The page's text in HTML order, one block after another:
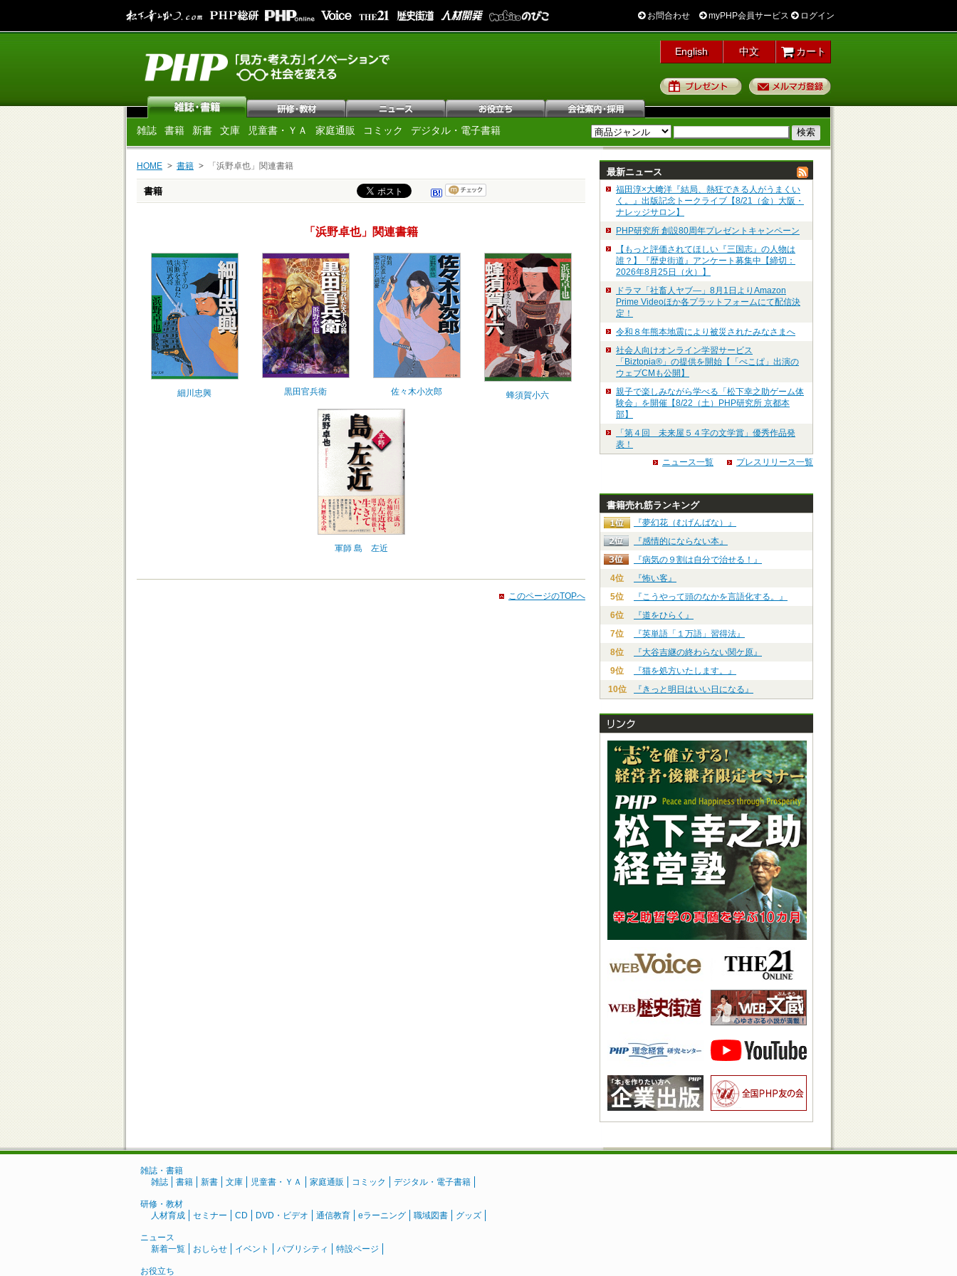
お問合わせ myPHP会員サービス ログイン
English 中文 カート
プレゼント
雑誌 書籍 新書 文庫 児童書・ＹＡ 家庭通販 コミック デジタル・電子書籍
HOME 書籍 「浜野卓也」関連書籍
書籍
「浜野卓也」関連書籍
細川忠興 黒田官兵衛 佐々木小次郎 蜂須賀小六
軍師 島 左近
このページのTOPへ
最新ニュース
福田淳×大﨑洋『結局、熱狂できる人がうまくい
く。』出版記念トークライブ【8/21（金）大阪・
ナレッジサロン】
PHP研究所 創設80周年プレゼントキャンペーン
【もっと評価されてほしい『三国志』の人物は
誰？】『歴史街道』アンケート募集中【締切：
2026年8月25日（火）】
ドラマ「社畜人ヤブ―」8月1日よりAmazon
Prime Videoほか各プラットフォームにて配信決
定！
令和８年熊本地震により被災されたみなさまへ
社会人向けオンライン学習サービス
「Biztopia®」の提供を開始【「ぺこぱ」出演の
ウェブCMも公開】
親子で楽しみながら学べる「松下幸之助ゲーム体
験会」を開催【8/22（土）PHP研究所 京都本
部】
「第４回 未来屋５４字の文学賞」優秀作品発
表！
ニュース一覧
プレスリリース一覧
書籍売れ筋ランキング
『夢幻花（むげんばな）』
『感情的にならない本』
『病気の９割は自分で治せる！』
4位
『怖い客』
5位
『こうやって頭のなかを言語化する。』
6位
『道をひらく』
7位
『英単語「１万語」習得法』
8位
『大谷吉継の終わらない関ケ原』
9位
『猫を処方いたします。』
10位
『きっと明日はいい日になる』
雑誌・書籍
雑誌
書籍 新書 文庫 児童書・ＹＡ 家庭通販 コミック デジタル・電子書籍
研修・教材
人材育成
セミナー CD DVD・ビデオ 通信教育 eラーニング 職域図書 グッズ
ニュース
新着一覧
おしらせ イベント パブリシティ 特設ページ
お役立ち